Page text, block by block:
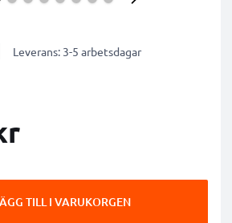
Leverans: 3-5 arbetsdagar
TILL I VARUKORGEN